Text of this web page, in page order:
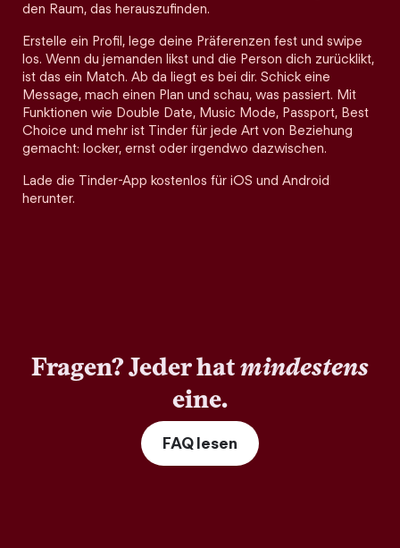
den Raum, das herauszufinden.
Erstelle ein Profil, lege deine Präferenzen fest und swipe
los. Wenn du jemanden likst und die Person dich zurücklikt,
ist das ein Match. Ab da liegt es bei dir. Schick eine
Message, mach einen Plan und schau, was passiert. Mit
Funktionen wie Double Date, Music Mode, Passport, Best
Choice und mehr ist Tinder für jede Art von Beziehung
gemacht: locker, ernst oder irgendwo dazwischen.
Lade die Tinder-App kostenlos für iOS und Android
herunter.
Fragen? Jeder hatmindestens
eine.
FAQ lesen